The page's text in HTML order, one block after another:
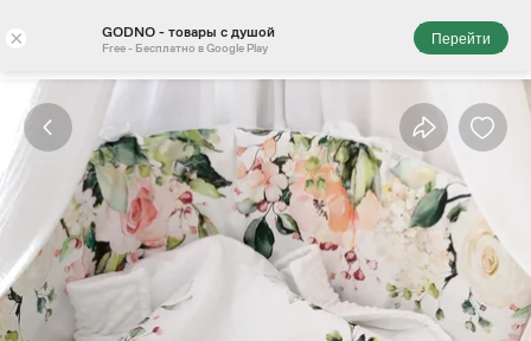
× GODNO - товары с душой
Free - Бесплатно в Google Play
Перейти